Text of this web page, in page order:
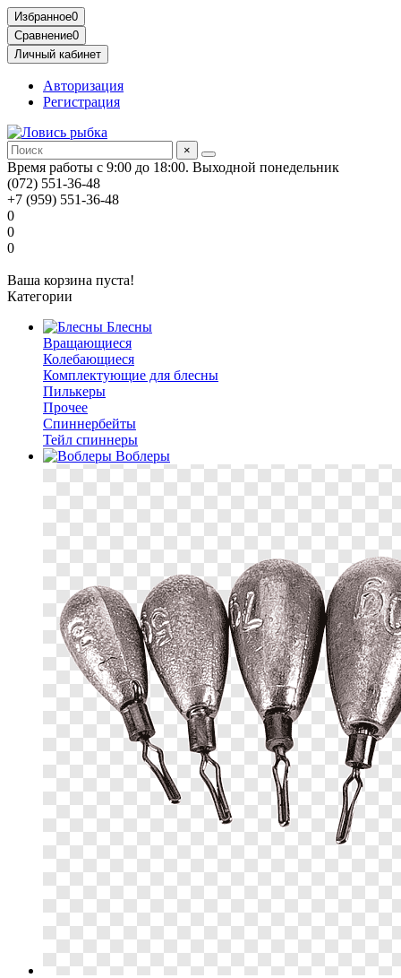
Избранное0
Сравнение0
Личный кабинет
Авторизация
Регистрация
×
Время работы с 9:00 до 18:00. Выходной понедельник
(072) 551-36-48
+7 (959) 551-36-48
0
0
0
Ваша корзина пуста!
Категории
Блесны
Вращающиеся
Колебающиеся
Комплектующие для блесны
Пилькеры
Прочее
Спиннербейты
Тейл спиннеры
Воблеры